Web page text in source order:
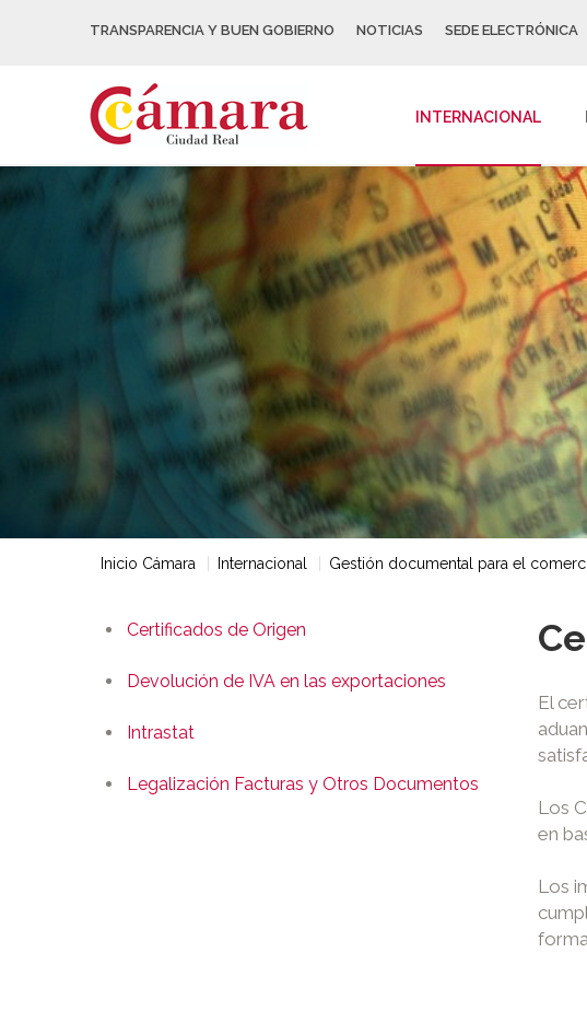
TRANSPARENCIA Y BUEN GOBIERNO NOTICIAS SEDE ELECTRÓNICA
INTERNACIONAL
Inicio Cámara Internacional Gestión documental para el
Certificados de Origen
Devolución de IVA en las exportaciones
Intrastat
Legalización Facturas y Otros Documentos
El
Los
en
Los